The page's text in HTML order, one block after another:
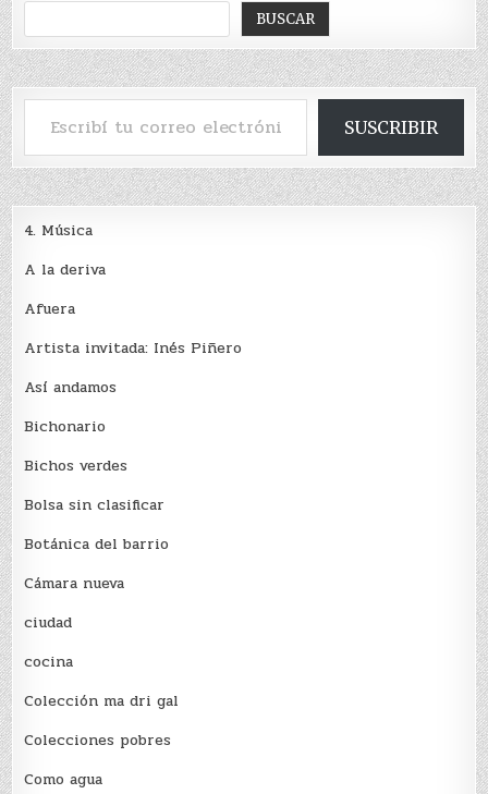
BUSCAR
Escribí tu correo electrónico…
SUSCRIBIR
4. Música
A la deriva
Afuera
Artista invitada: Inés Piñero
Así andamos
Bichonario
Bichos verdes
Bolsa sin clasificar
Botánica del barrio
Cámara nueva
ciudad
cocina
Colección ma dri gal
Colecciones pobres
Como agua